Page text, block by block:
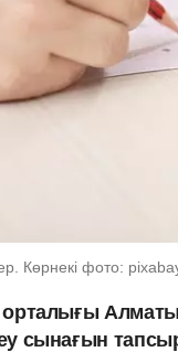
Көрнекі фото:
орталығы
сынағын